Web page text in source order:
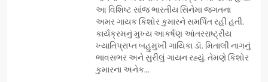
આ વિશિષ્ટ સાંજ ભારતીય સિનેમા જગતના
અમર ગાયક કિશોર કુમારને સમર્પિત રહી હતી.
કાર્યક્રમનું મુખ્ય આકર્ષણ આંતરરાષ્ટ્રીય
ખ્યાતિપ્રાપ્ત બહુમુખી ગાયિકા ડૉ. મિતાલી નાગનું
ભાવસભર અને સુરીલું ગાયન રહ્યું. તેમણે કિશોર
કુમારના અનેક...
ડીઝાઇન કેફેએ સુરતીઓ માટે નવું
એક્સપિરિયન્સ સેન્ટર ખોલ્યું,
ગુજરાતમાં પોતાની હાજરી વધુ
મજબૂત બનાવી
BUSINESS